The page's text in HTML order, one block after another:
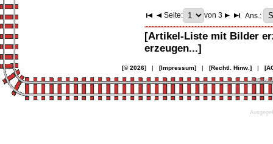
Seite: von 3 Ans.:
[Artikel-Liste mit Bilder
erzeugen...]
[© 2026]| [Impressum]| [Rechtl. Hinw.]|
©